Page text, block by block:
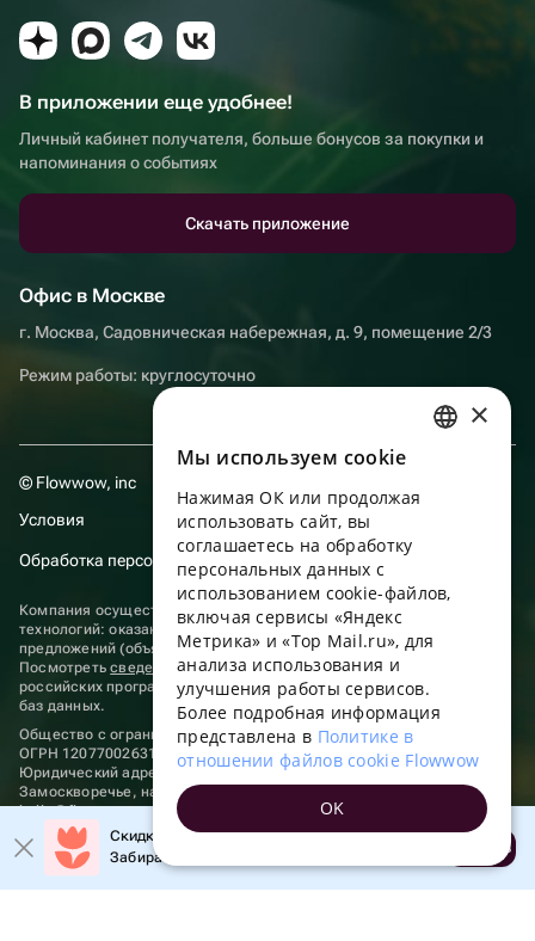
В приложении еще удобнее!
Личный кабинет получателя, больше бонусов за покупки и
напоминания о событиях
Скачать приложение
Офис в Москве
г. Москва, Садовническая набережная, д. 9, помещение 2/3
Режим работы: круглосуточно
© Flowwow, inc
Условия
Обработка персональных данных
Компания осуществляет деятельность в области информационных
технологий: оказание услуг в сети “Интернет” по размещению
предложений (объявлений) продавцов о реализации товаров.
Посмотретьсведения о программах, включенных в реестр
российских программ для электронных вычислительных машин и
баз данных.
Общество с ограниченной ответственностью «ФЛАУВАУ»
ОГРН 1207700263198, ИНН 9702020445
Юридический адрес: г. Москва, вн.тер. г. Муниципальный округ
Замоскворечье, наб. Садовническая, д. 9, помещ. 2/3.
hello@flowwow.com
8 800 555-16-15
Применяютсярекомендательные технологии
Скидка до 10% на первый заказ!
Забирайте промокод в приложении!
Открыть
ENGLISH
UKRAINIAN
PORTUGUESE
FRENCH
TURKISH
POLISH
×
Мы используем сookie
Нажимая ОК или продолжая
использовать сайт, вы
соглашаетесь на обработку
персональных данных с
использованием cookie-файлов,
включая сервисы «Яндекс
Метрика» и «Top Mail.ru», для
анализа использования и
улучшения работы сервисов.
Более подробная информация
представлена в Политике в
отношении файлов cookie Flowwow
OK